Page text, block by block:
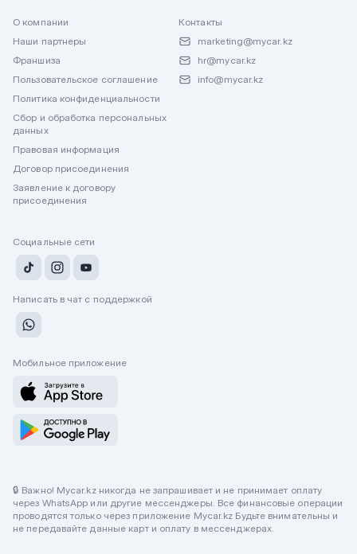
О компании
Наши партнеры
Франшиза
Пользовательское соглашение
Политика конфиденциальности
Сбор и обработка персональных
данных
Правовая информация
Договор присоединения
Заявление к договору
присоединения
Контакты
marketing@mycar.kz
hr@mycar.kz
info@mycar.kz
Социальные сети
Написать в чат с поддержкой
Мобильное приложение
🔒 Важно! Mycar.kz никогда не запрашивает и не принимает оплату
через WhatsApp или другие мессенджеры. Все финансовые операции
проводятся только через приложение Mycar.kz Будьте внимательны и
не передавайте данные карт и оплату в мессенджерах.